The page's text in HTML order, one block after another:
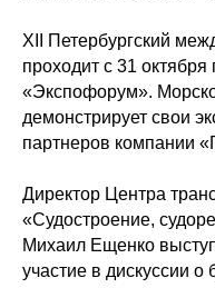
XII Петербургский
проходит с 31
«Экспофорум».
демонстрирует свои
партнеров компании
Директор Центра
«Судостроение,
Михаил Ещенко
участие в дискуссии